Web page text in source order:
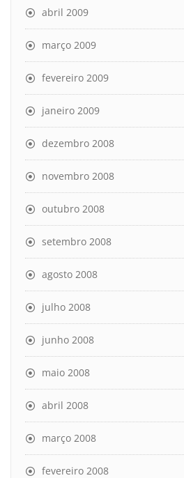
abril 2009
março 2009
fevereiro 2009
janeiro 2009
dezembro 2008
novembro 2008
outubro 2008
setembro 2008
agosto 2008
julho 2008
junho 2008
maio 2008
abril 2008
março 2008
fevereiro 2008